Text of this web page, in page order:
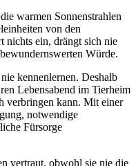
warmen Sonnenstrahlen
von den
nichts ein, drängt sich nie
Würde.
kennenlernen. Deshalb
Lebensabend im Tierheim
verbringen kann. Mit einer
notwendige
Fürsorge
vertraut, obwohl sie nie die